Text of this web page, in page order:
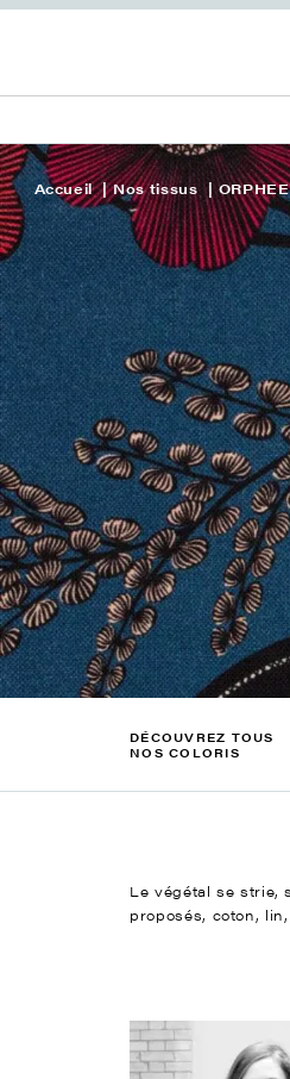
Accueil Nos tissus ORPHEE
DÉCOUVREZ TOUS
NOS COLORIS
Le végétal se strie,
proposés, coton,